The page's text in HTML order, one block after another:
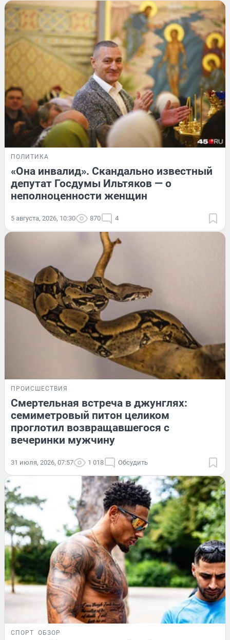
ПОЛИТИКА
«Она инвалид». Скандально известный
депутат Госдумы Ильтяков — о
неполноценности женщин
5 августа, 2026, 10:30 870 4
ПРОИСШЕСТВИЯ
Смертельная встреча в джунглях:
семиметровый питон целиком
проглотил возвращавшегося с
вечеринки мужчину
31 июля, 2026, 07:57 1 018 Обсудить
СПОРТ ОБЗОР